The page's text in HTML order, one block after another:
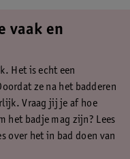
vaak en
Het is echt een
ze na het badderen
Vraag jij je af hoe
het badje mag zijn? Lees
over het in bad doen van